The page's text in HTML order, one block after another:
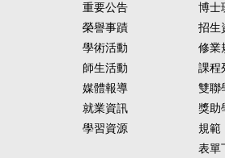
重要公告
榮譽事蹟
學術活動
師生活動
媒體報導
就業資訊
學習資源
博士
招生
修業
課程
雙聯
獎助
規範
表單